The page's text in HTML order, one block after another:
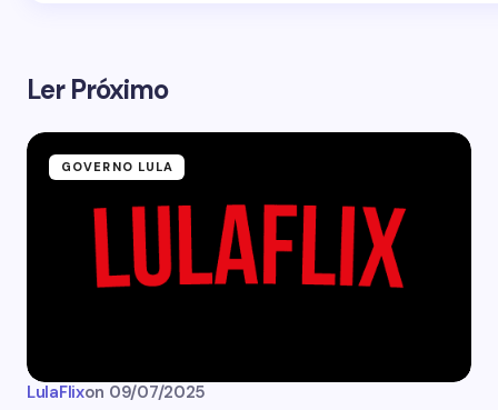
Ler Próximo
GOVERNO LULA
LulaFlixon 09/07/2025